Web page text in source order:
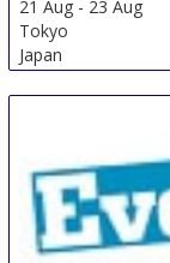
21 Aug - 23 Aug
Tokyo
Japan